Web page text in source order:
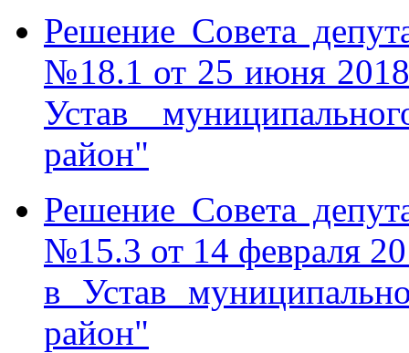
Решение Совета
№18.1 от 25 июня
Устав
район"
Решение Совета
№15.3 от 14 февраля
в Устав
район"